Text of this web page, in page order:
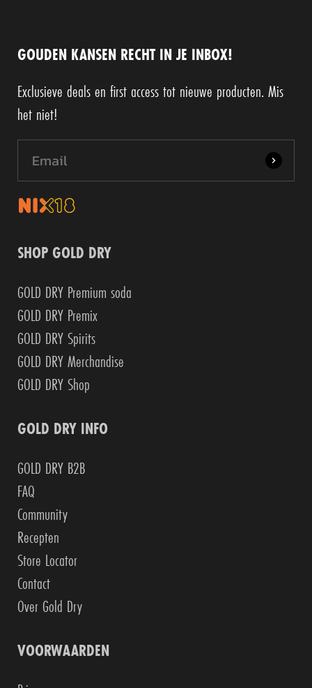
GOUDEN KANSEN RECHT IN JE INBOX!
Exclusieve deals en first access tot nieuwe producten. Mis
het niet!
SHOP GOLD DRY
GOLD DRY Premium soda
GOLD DRY Premix
GOLD DRY Spirits
GOLD DRY Merchandise
GOLD DRY Shop
GOLD DRY INFO
GOLD DRY B2B
FAQ
Community
Recepten
Store Locator
Contact
Over Gold Dry
VOORWAARDEN